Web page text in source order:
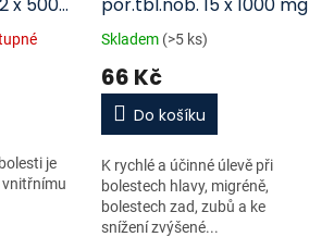
je
vnitřnímu
Skladem (>5 ks)
66 Kč
Do košíku
K rychlé a účinné úlevě při
bolestech hlavy, migréně,
bolestech zad, zubů a ke
snížení zvýšené...